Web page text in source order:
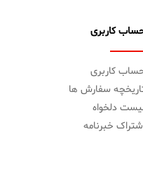
کاربری
کاربری
سفارش ها
دلخواه
خبرنامه